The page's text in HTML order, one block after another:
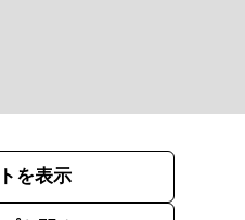
を表示